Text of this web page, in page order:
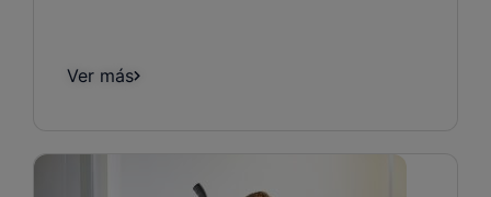
Ver más